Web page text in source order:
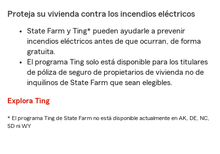
Proteja su vivienda contra los incendios eléctricos
State Farm y Ting* pueden ayudarle a prevenir
incendios eléctricos antes de que ocurran, de forma
gratuita.
El programa Ting solo está disponible para los titulares
de póliza de seguro de propietarios de vivienda no de
inquilinos de State Farm que sean elegibles.
Explora Ting
* El programa Ting de State Farm no está disponible actualmente en AK, DE, NC,
SD ni WY